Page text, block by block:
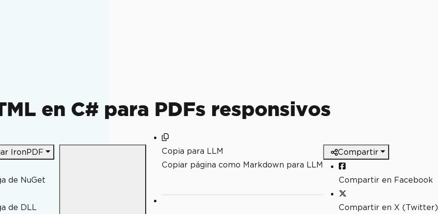
en C# para PDFs responsivos
IronPDF
de NuGet
de DLL
Copia para LLM
Copiar página como Markdown para LLM
Compartir
Compartir en Facebook
Compartir en X (Twitter)